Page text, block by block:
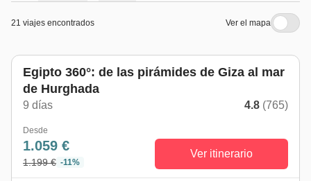
21 viajes encontrados Ver el mapa
Egipto 360°: de las pirámides de Giza al mar
de Hurghada
9 días 4.8 (765)
Desde
1.059 €
1.199 € -11%
Ver itinerario